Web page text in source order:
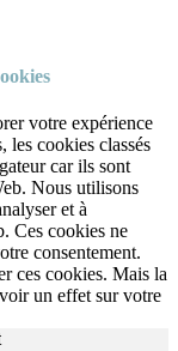
votre expérience
les cookies classés
car ils sont
Nous utilisons
et à
Ces cookies ne
consentement.
ces cookies. Mais la
un effet sur votre